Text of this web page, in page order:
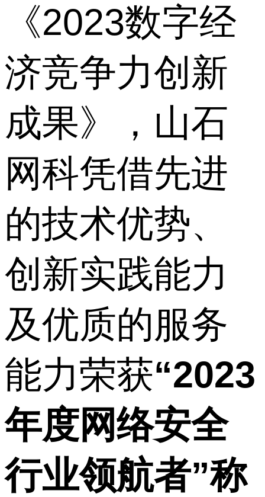
《2023数字经
济竞争力创新
成果》，山石
网科凭借先进
的技术优势、
创新实践能力
及优质的服务
能力荣获“2023
年度网络安全
行业领航者”称